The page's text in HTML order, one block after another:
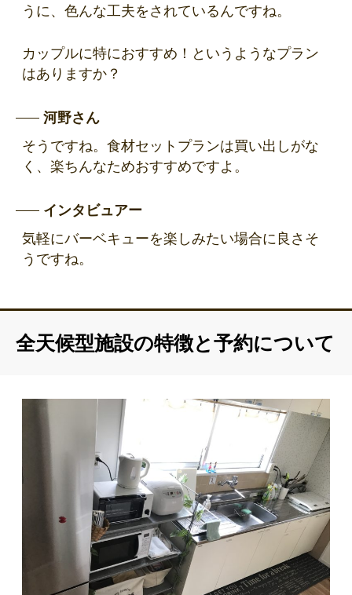
うに、色んな工夫をされているんですね。
カップルに特におすすめ！というようなプラン
はありますか？
河野さん
そうですね。食材セットプランは買い出しがな
く、楽ちんなためおすすめですよ。
インタビュアー
気軽にバーベキューを楽しみたい場合に良さそ
うですね。
全天候型施設の特徴と予約について